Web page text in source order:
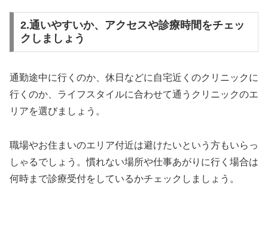
2.通いやすいか、アクセスや診療時間をチェッ
クしましょう
通勤途中に行くのか、休日などに自宅近くのクリニックに
行くのか、ライフスタイルに合わせて通うクリニックのエ
リアを選びましょう。
職場やお住まいのエリア付近は避けたいという方もいらっ
しゃるでしょう。慣れない場所や仕事あがりに行く場合は
何時まで診療受付をしているかチェックしましょう。